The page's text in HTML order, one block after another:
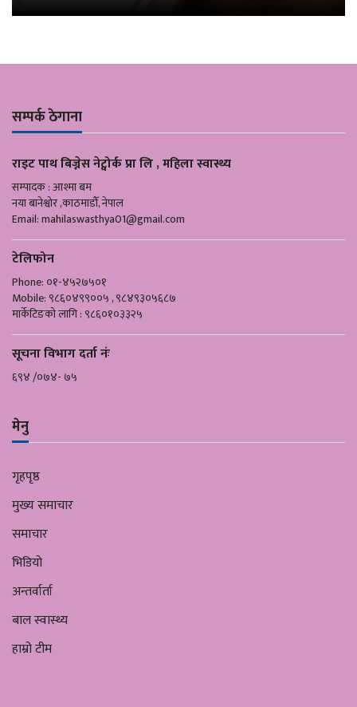
सम्पर्क ठेगाना
राइट पाथ बिज्नेस नेट्वोर्क प्रा लि , महिला स्वास्थ्य
सम्पादक : आश्मा बम
नया बानेश्वोर ,काठमाडौँ, नेपाल
Email:mahilaswasthya01@gmail.com
टेलिफोन
Phone: ०१-४५२७५०१
Mobile: ९८६०४९९००५ , ९८४९३०५६८७
मार्केटिङको लागि : ९८६०१०३३२५
सूचना विभाग दर्ता नंः
६९४ /०७४- ७५
मेनु
गृहपृष्ठ
मुख्य समाचार
समाचार
भिडियो
अन्तर्वार्ता
बाल स्वास्थ्य
हाम्रो टीम